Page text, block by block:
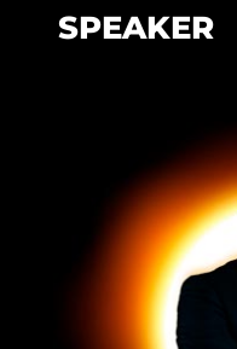
SPEAKER